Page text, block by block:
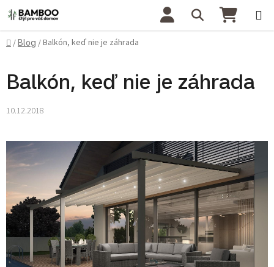
Prejsť na obsah Hľadať
Domov
/Blog /Balkón, keď nie je záhrada
Balkón, keď nie je záhrada
10.12.2018